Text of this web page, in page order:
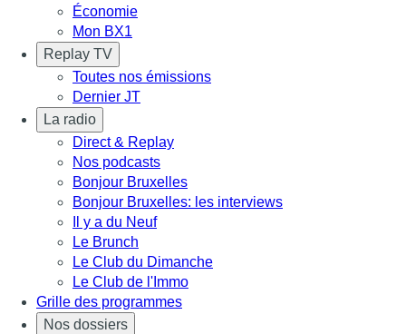
Économie
Mon BX1
Replay TV
Toutes nos émissions
Dernier JT
La radio
Direct & Replay
Nos podcasts
Bonjour Bruxelles
Bonjour Bruxelles: les interviews
Il y a du Neuf
Le Brunch
Le Club du Dimanche
Le Club de l'Immo
Grille des programmes
Nos dossiers